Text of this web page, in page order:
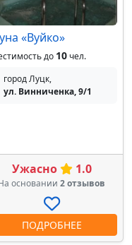
«Вуйко»
до 10чел.
город Луцк,
ул. Винниченка, 9/1
Ужасно 1.0
основании 2 отзывов
ПОДРОБНЕЕ